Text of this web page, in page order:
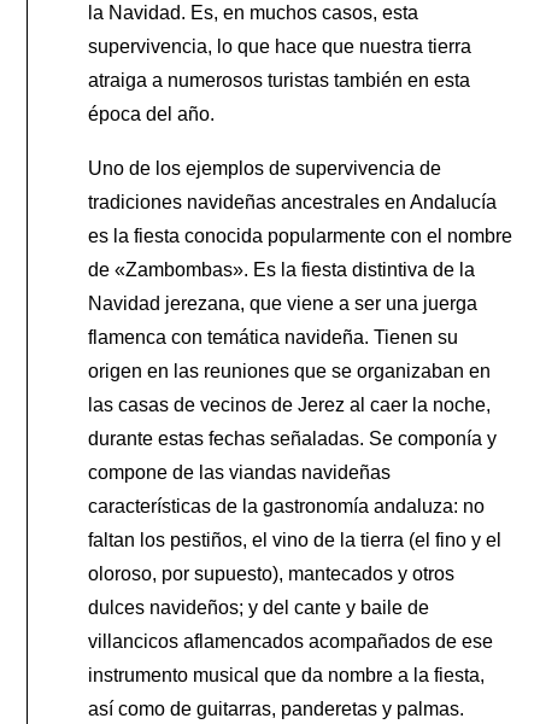
la Navidad. Es, en muchos casos, esta
supervivencia, lo que hace que nuestra tierra
atraiga a numerosos turistas también en esta
época del año.
Uno de los ejemplos de supervivencia de
tradiciones navideñas ancestrales en Andalucía
es la fiesta conocida popularmente con el nombre
de «Zambombas». Es la fiesta distintiva de la
Navidad jerezana, que viene a ser una juerga
flamenca con temática navideña. Tienen su
origen en las reuniones que se organizaban en
las casas de vecinos de Jerez al caer la noche,
durante estas fechas señaladas. Se componía y
compone de las viandas navideñas
características de la gastronomía andaluza: no
faltan los pestiños, el vino de la tierra (el fino y el
oloroso, por supuesto), mantecados y otros
dulces navideños; y del cante y baile de
villancicos aflamencados acompañados de ese
instrumento musical que da nombre a la fiesta,
así como de guitarras, panderetas y palmas.